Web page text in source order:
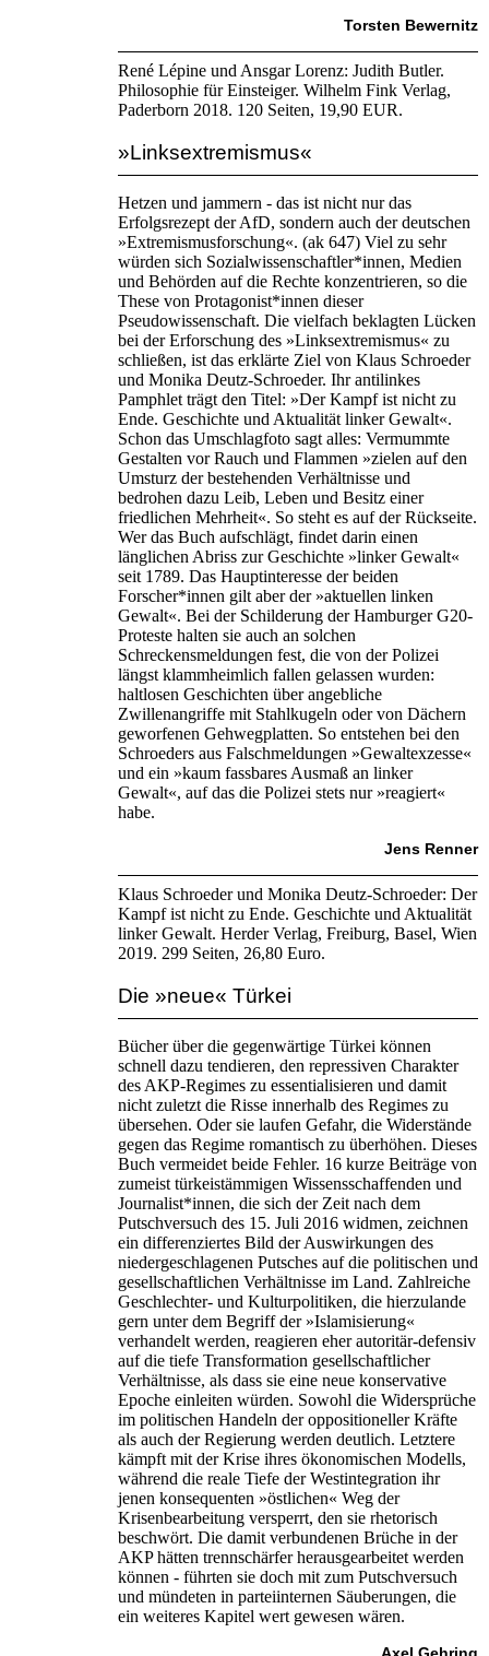
Torsten Bewernitz
René Lépine und Ansgar Lorenz: Judith Butler.
Philosophie für Einsteiger. Wilhelm Fink Verlag,
Paderborn 2018. 120 Seiten, 19,90 EUR.
»Linksextremismus«
Hetzen und jammern - das ist nicht nur das
Erfolgsrezept der AfD, sondern auch der deutschen
»Extremismusforschung«. (ak 647) Viel zu sehr
würden sich Sozialwissenschaftler*innen, Medien
und Behörden auf die Rechte konzentrieren, so die
These von Protagonist*innen dieser
Pseudowissenschaft. Die vielfach beklagten Lücken
bei der Erforschung des »Linksextremismus« zu
schließen, ist das erklärte Ziel von Klaus Schroeder
und Monika Deutz-Schroeder. Ihr antilinkes
Pamphlet trägt den Titel: »Der Kampf ist nicht zu
Ende. Geschichte und Aktualität linker Gewalt«.
Schon das Umschlagfoto sagt alles: Vermummte
Gestalten vor Rauch und Flammen »zielen auf den
Umsturz der bestehenden Verhältnisse und
bedrohen dazu Leib, Leben und Besitz einer
friedlichen Mehrheit«. So steht es auf der Rückseite.
Wer das Buch aufschlägt, findet darin einen
länglichen Abriss zur Geschichte »linker Gewalt«
seit 1789. Das Hauptinteresse der beiden
Forscher*innen gilt aber der »aktuellen linken
Gewalt«. Bei der Schilderung der Hamburger G20-
Proteste halten sie auch an solchen
Schreckensmeldungen fest, die von der Polizei
längst klammheimlich fallen gelassen wurden:
haltlosen Geschichten über angebliche
Zwillenangriffe mit Stahlkugeln oder von Dächern
geworfenen Gehwegplatten. So entstehen bei den
Schroeders aus Falschmeldungen »Gewaltexzesse«
und ein »kaum fassbares Ausmaß an linker
Gewalt«, auf das die Polizei stets nur »reagiert«
habe.
Jens Renner
Klaus Schroeder und Monika Deutz-Schroeder: Der
Kampf ist nicht zu Ende. Geschichte und Aktualität
linker Gewalt. Herder Verlag, Freiburg, Basel, Wien
2019. 299 Seiten, 26,80 Euro.
Die »neue« Türkei
Bücher über die gegenwärtige Türkei können
schnell dazu tendieren, den repressiven Charakter
des AKP-Regimes zu essentialisieren und damit
nicht zuletzt die Risse innerhalb des Regimes zu
übersehen. Oder sie laufen Gefahr, die Widerstände
gegen das Regime romantisch zu überhöhen. Dieses
Buch vermeidet beide Fehler. 16 kurze Beiträge von
zumeist türkeistämmigen Wissensschaffenden und
Journalist*innen, die sich der Zeit nach dem
Putschversuch des 15. Juli 2016 widmen, zeichnen
ein differenziertes Bild der Auswirkungen des
niedergeschlagenen Putsches auf die politischen und
gesellschaftlichen Verhältnisse im Land. Zahlreiche
Geschlechter- und Kulturpolitiken, die hierzulande
gern unter dem Begriff der »Islamisierung«
verhandelt werden, reagieren eher autoritär-defensiv
auf die tiefe Transformation gesellschaftlicher
Verhältnisse, als dass sie eine neue konservative
Epoche einleiten würden. Sowohl die Widersprüche
im politischen Handeln der oppositioneller Kräfte
als auch der Regierung werden deutlich. Letztere
kämpft mit der Krise ihres ökonomischen Modells,
während die reale Tiefe der Westintegration ihr
jenen konsequenten »östlichen« Weg der
Krisenbearbeitung versperrt, den sie rhetorisch
beschwört. Die damit verbundenen Brüche in der
AKP hätten trennschärfer herausgearbeitet werden
können - führten sie doch mit zum Putschversuch
und mündeten in parteiinternen Säuberungen, die
ein weiteres Kapitel wert gewesen wären.
Axel Gehring